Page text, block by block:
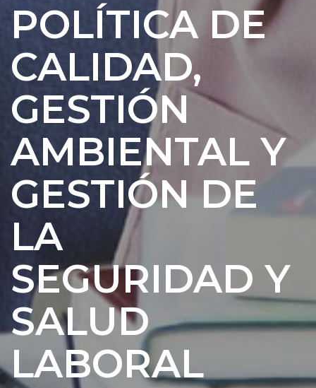
POLÍTICA DE
CALIDAD,
GESTIÓN
AMBIENTAL Y
GESTIÓN DE
LA
SEGURIDAD Y
SALUD
LABORAL